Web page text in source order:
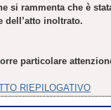
si rammenta che è
dell’atto inoltrato.
particolare
RIEPILOGATIVO